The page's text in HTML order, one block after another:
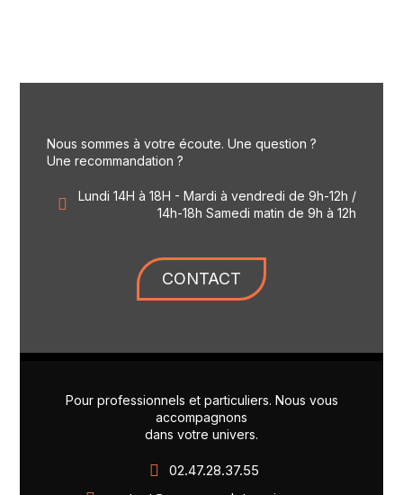
Nous sommes à votre écoute. Une question ?
Une recommandation ?
Lundi 14H à 18H - Mardi à vendredi de 9h-12h /
14h-18h Samedi matin de 9h à 12h
CONTACT
Pour professionnels et particuliers. Nous vous
accompagnons
dans votre univers.
02.47.28.37.55